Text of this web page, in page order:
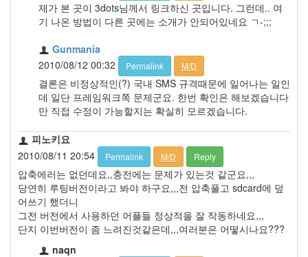
제가 본 곳이 3dots님께서 링크하신 곳입니다. 그런데.. 여
기 나온 방법이 다른 곳에는 소개가 안되어있네요 ㄱ-;;;
Gunmania
2010/08/12 00:32
Permalink M/D
결론은 비정상적인(?) 국내 SMS 규격때문에 일어나는 일인
데 일단 프레임워크쪽 문제군요. 한번 확인은 해보겠습니다
만 직접 수정이 가능할지는 확실히 모르겠습니다.
피노키요
2010/08/11 20:54
Permalink M/D Reply
압축에러는 없던데요,,충전에는 문제가 있는것 같군요,,,
당연히 루팅버전이라고 봐야 하구요,,,전 압축풀고 sdcard에 덮
어쓰기 했더니
그전 버전에서 사용하던 어플들 정상적을 잘 작동하네요,,,
단지 이번버전이 좀 느려진것같은데,,,여러분은 어떻시나요???
naqn